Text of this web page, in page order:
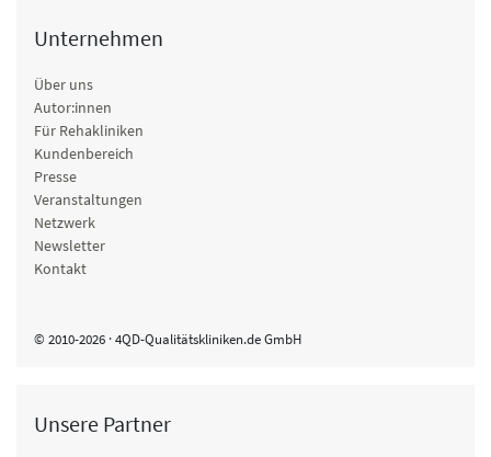
Unternehmen
Über uns
Autor:innen
Für Rehakliniken
Kundenbereich
Presse
Veranstaltungen
Netzwerk
Newsletter
Kontakt
© 2010-2026 · 4QD-Qualitätskliniken.de GmbH
Unsere Partner